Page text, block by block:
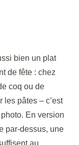
bien un plat
de fête : chez
coq ou de
les pâtes – c’est
En version
par-dessus, une
au